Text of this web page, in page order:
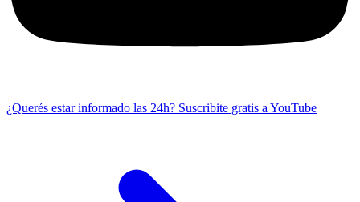
¿Querés estar informado las 24h? Suscribite gratis a YouTube